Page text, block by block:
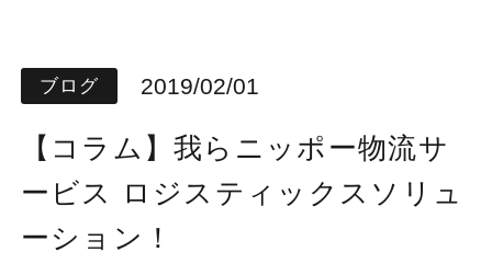
ブログ 2019/02/01
【コラム】我らニッポー物流サ
ービス ロジスティックスソリュ
ーション！